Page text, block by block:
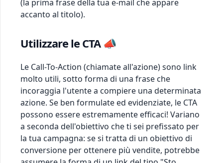
(la prima frase della tua e-mail che appare
accanto al titolo).
Utilizzare le CTA 📣
Le Call-To-Action (chiamate all'azione) sono link
molto utili, sotto forma di una frase che
incoraggia l'utente a compiere una determinata
azione. Se ben formulate ed evidenziate, le CTA
possono essere estremamente efficaci! Variano
a seconda dell'obiettivo che ti sei prefissato per
la tua campagna: se si tratta di un obiettivo di
conversione per ottenere più vendite, potrebbe